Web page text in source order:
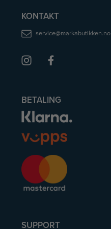
KONTAKT
service@markabutikken.no
BETALING
SUPPORT